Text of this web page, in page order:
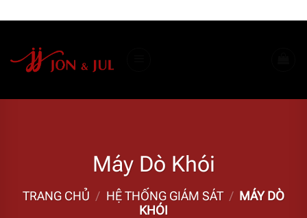
dung
Máy Dò Khói
TRANG CHỦ / HỆ THỐNG GIÁM SÁT / MÁY DÒ
KHÓI